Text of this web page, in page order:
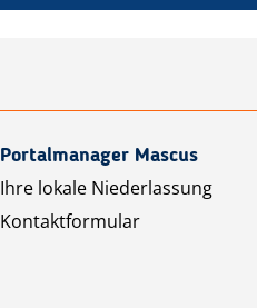
Portalmanager Mascus
Ihre lokale Niederlassung
Kontaktformular